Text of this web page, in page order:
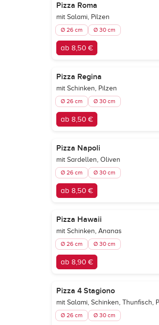
Pizza Roma
mit Salami, Pilzen
Ø 26 cm Ø 30 cm
ab 8,50 €
Pizza Regina
mit Schinken, Pilzen
Ø 26 cm Ø 30 cm
ab 8,50 €
Pizza Napoli
mit Sardellen, Oliven
Ø 26 cm Ø 30 cm
ab 8,50 €
Pizza Hawaii
mit Schinken, Ananas
Ø 26 cm Ø 30 cm
ab 8,90 €
Pizza 4 Stagiono
mit Salami, Schinken, Thunfisch,
Ø 26 cm Ø 30 cm